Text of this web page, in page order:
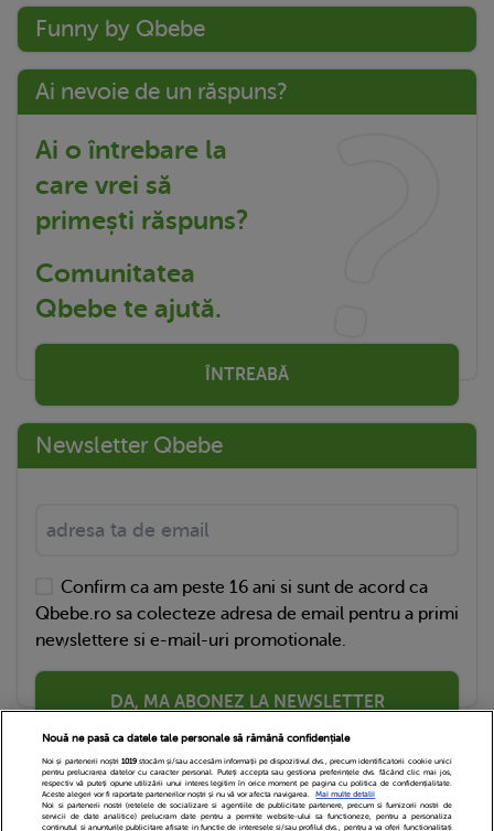
Funny by Qbebe
Ai nevoie de un răspuns?
Ai o întrebare la
care vrei să
primești răspuns?
Comunitatea
Qbebe te ajută.
ÎNTREABĂ
Newsletter Qbebe
Confirm ca am peste 16 ani si sunt de acord ca
Qbebe.ro sa colecteze adresa de email pentru a primi
newslettere si e-mail-uri promotionale.
DA, MA ABONEZ LA NEWSLETTER
Nouă ne pasă ca datele tale personale să rămână confidențiale
Noi și partenerii noștri 1019stocăm și/sau accesăm informații pe dispozitivul dvs., precum identificatorii cookie unici
pentru prelucrarea datelor cu caracter personal. Puteți accepta sau gestiona preferințele dvs. făcând clic mai jos,
respectiv vă puteți opune utilizării unui interes legitim în orice moment pe pagina cu politica de confidențialitate.
Aceste alegeri vor fi raportate partenerilor noștri și nu vă vor afecta navigarea.
Mai multe detalii
Noi si partenerii nostri (retelele de socializare si agentiile de publicitate partenere, precum si furnizorii nostri de
servicii de date analitice) prelucram date pentru a permite website-ului sa functioneze, pentru a personaliza
continutul si anunturile publicitare afisate in functie de interesele si/sau profilul dvs., pentru a va oferi functionalitati